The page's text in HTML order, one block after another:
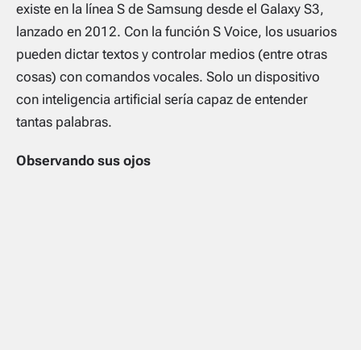
existe en la línea S de Samsung desde el Galaxy S3,
lanzado en 2012. Con la función S Voice, los usuarios
pueden dictar textos y controlar medios (entre otras
cosas) con comandos vocales. Solo un dispositivo
con inteligencia artificial sería capaz de entender
tantas palabras.
Observando sus ojos